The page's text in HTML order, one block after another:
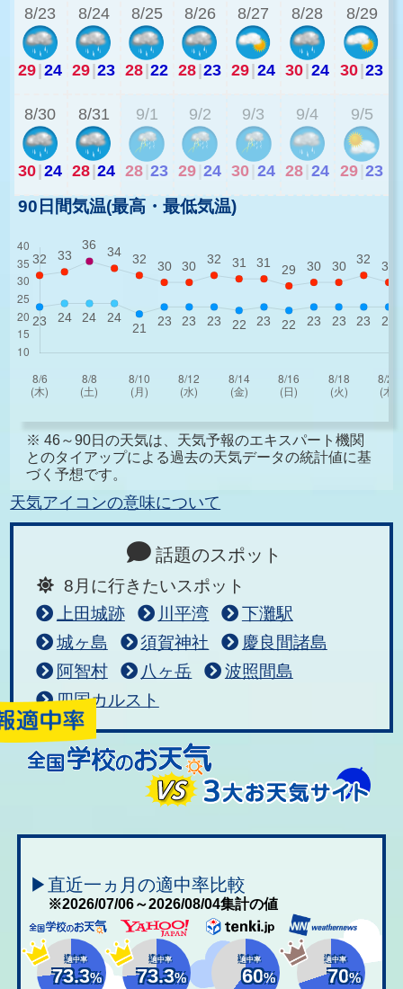
8/23
29|24
8/24
29|23
8/25
28|22
8/26
28|23
8/27
29|24
8/28
30|24
8/29
30|23
8/30
30|24
8/31
28|24
9/1
28 23
9/2
29 24
9/3
30 24
9/4
28 24
9/5
29 23
90日間気温(最高・最低気温)
※ 46～90日の天気は、天気予報のエキスパート機関
とのタイアップによる過去の天気データの統計値に基
づく予想です。
天気アイコンの意味について
話題のスポット
8月に行きたいスポット
上田城跡
川平湾
下灘駅
城ヶ島
須賀神社
慶良間諸島
阿智村
八ヶ岳
波照間島
四国カルスト
▶直近一ヵ月の適中率比較
※2026/07/06～2026/08/04集計の値
適中率
73.3%
適中率
73.3%
適中率
60%
適中率
70%